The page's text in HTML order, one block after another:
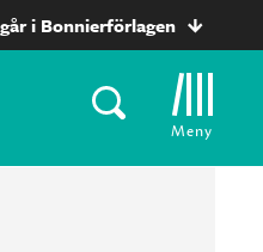
i Bonnierförlagen
Meny